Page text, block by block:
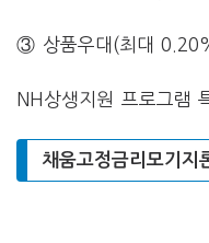
③ 상품우대(최대
NH상생지원 프로그램
채움고정금리모기지